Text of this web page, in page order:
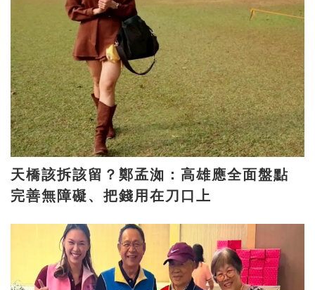
天橋該拆該留？鄭孟洳：高雄應全面盤點
完善無障礙、把錢用在刀口上